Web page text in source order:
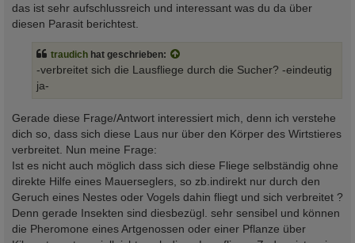
r
g
das ist sehr aufschlussreich und interessant was du da über
diesen Parasit berichtest.
traudich hat geschrieben:
-verbreitet sich die Lausfliege durch die Sucher? -eindeutig
ja-
Gerade diese Frage/Antwort interessiert mich, denn ich verstehe
dich so, dass sich diese Laus nur über den Körper des Wirtstieres
verbreitet. Nun meine Frage:
Ist es nicht auch möglich dass sich diese Fliege selbständig ohne
direkte Hilfe eines Mauerseglers, so zb.indirekt nur durch den
Geruch eines Nestes oder Vogels dahin fliegt und sich verbreitet ?
Denn gerade Insekten sind diesbezügl. sehr sensibel und können
die Pheromone eines Artgenossen oder einer Pflanze über